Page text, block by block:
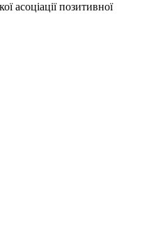
асоціації позитивної